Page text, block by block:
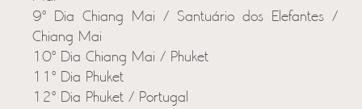
9º Dia Chiang Mai / Santuário dos Elefantes /
Chiang Mai
10º Dia Chiang Mai / Phuket
11º Dia Phuket
12º Dia Phuket / Portugal